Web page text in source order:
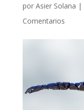
por Asier Solana |
Comentarios